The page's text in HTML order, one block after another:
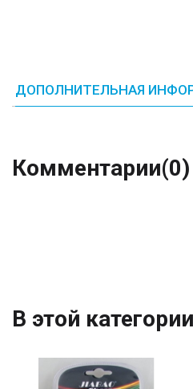
ДОПОЛНИТЕЛЬНАЯ
Комментарии(0)
В этой